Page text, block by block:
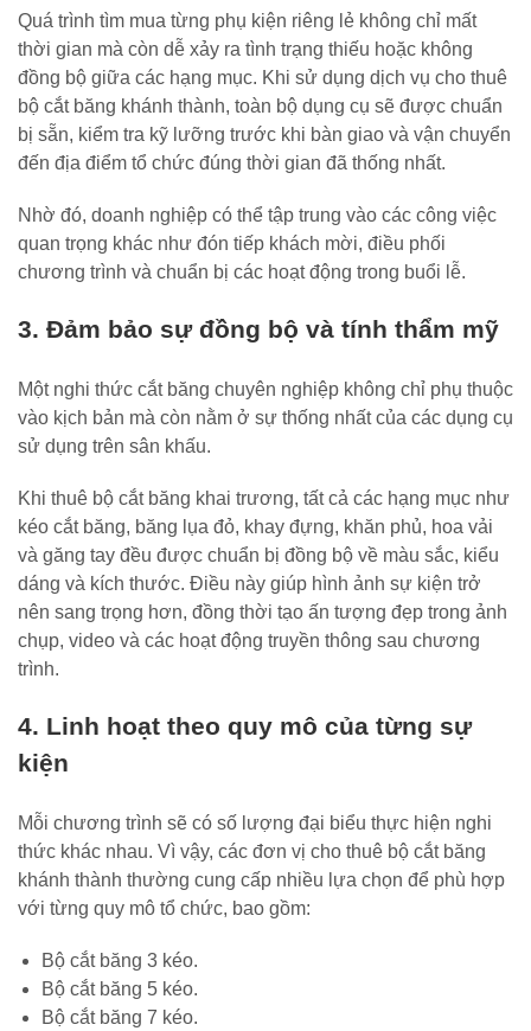
Quá trình tìm mua từng phụ kiện riêng lẻ không chỉ mất
thời gian mà còn dễ xảy ra tình trạng thiếu hoặc không
đồng bộ giữa các hạng mục. Khi sử dụng dịch vụ cho thuê
bộ cắt băng khánh thành, toàn bộ dụng cụ sẽ được chuẩn
bị sẵn, kiểm tra kỹ lưỡng trước khi bàn giao và vận chuyển
đến địa điểm tổ chức đúng thời gian đã thống nhất.
Nhờ đó, doanh nghiệp có thể tập trung vào các công việc
quan trọng khác như đón tiếp khách mời, điều phối
chương trình và chuẩn bị các hoạt động trong buổi lễ.
3. Đảm bảo sự đồng bộ và tính thẩm mỹ
Một nghi thức cắt băng chuyên nghiệp không chỉ phụ thuộc
vào kịch bản mà còn nằm ở sự thống nhất của các dụng cụ
sử dụng trên sân khấu.
Khi thuê bộ cắt băng khai trương, tất cả các hạng mục như
kéo cắt băng, băng lụa đỏ, khay đựng, khăn phủ, hoa vải
và găng tay đều được chuẩn bị đồng bộ về màu sắc, kiểu
dáng và kích thước. Điều này giúp hình ảnh sự kiện trở
nên sang trọng hơn, đồng thời tạo ấn tượng đẹp trong ảnh
chụp, video và các hoạt động truyền thông sau chương
trình.
4. Linh hoạt theo quy mô của từng sự
kiện
Mỗi chương trình sẽ có số lượng đại biểu thực hiện nghi
thức khác nhau. Vì vậy, các đơn vị cho thuê bộ cắt băng
khánh thành thường cung cấp nhiều lựa chọn để phù hợp
với từng quy mô tổ chức, bao gồm:
Bộ cắt băng 3 kéo.
Bộ cắt băng 5 kéo.
Bộ cắt băng 7 kéo.